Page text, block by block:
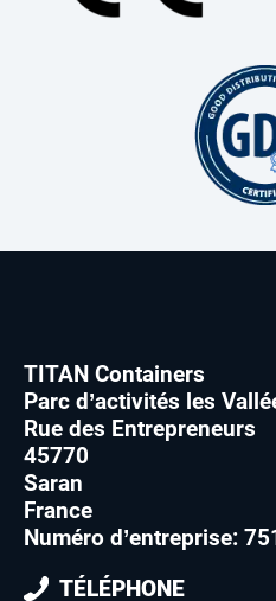
TITAN Containers
Parc d’activités les
Rue des Entrepreneurs
45770
Saran
France
Numéro d’entreprise:
TÉLÉPHONE